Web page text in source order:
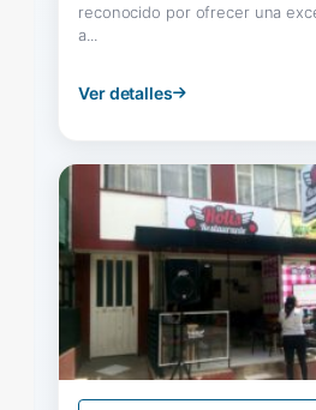
reconocido por ofrecer una
a...
Ver detalles